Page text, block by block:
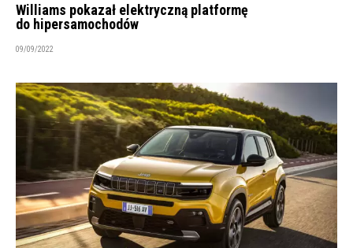
Williams pokazał elektryczną platformę
do hipersamochodów
09/09/2022